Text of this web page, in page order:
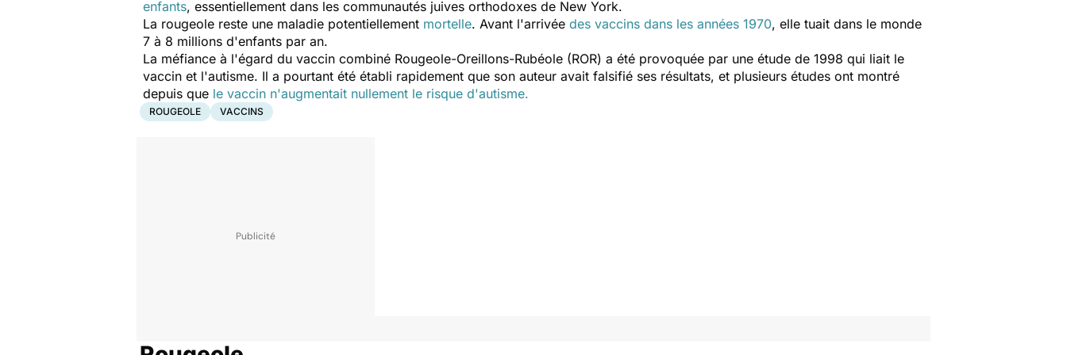
enfants, essentiellement dans les communautés juives orthodoxes de New York.
La rougeole reste une maladie potentiellement mortelle. Avant l'arrivée des vaccins dans les années 1970, elle tuait dans le monde
7 à 8 millions d'enfants par an.
La méfiance à l'égard du vaccin combiné Rougeole-Oreillons-Rubéole (ROR) a été provoquée par une étude de 1998 qui liait le
vaccin et l'autisme. Il a pourtant été établi rapidement que son auteur avait falsifié ses résultats, et plusieurs études ont montré
depuis que le vaccin n'augmentait nullement le risque d'autisme.
ROUGEOLE VACCINS